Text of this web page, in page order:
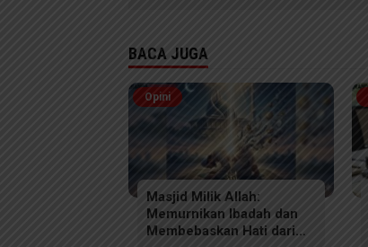
BACA JUGA
Opini
Masjid Milik Allah:
Memurnikan Ibadah dan
Membebaskan Hati dari